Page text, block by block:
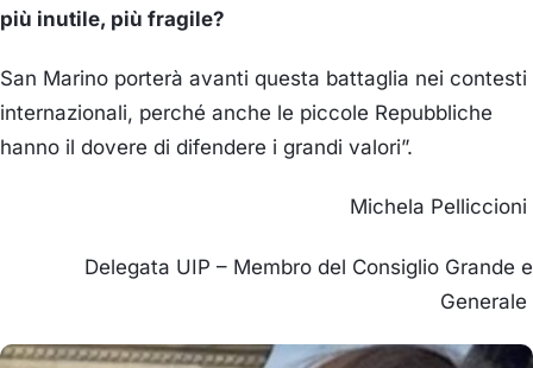
più inutile, più fragile?
San Marino porterà avanti questa battaglia nei contesti
internazionali, perché anche le piccole Repubbliche
hanno il dovere di difendere i grandi valori”.
Michela Pelliccioni
Delegata UIP – Membro del Consiglio Grande e
Generale